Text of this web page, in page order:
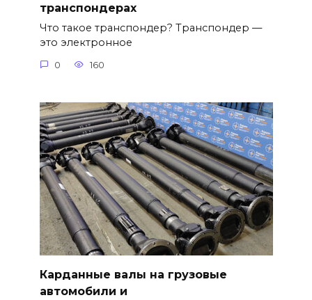
транспондерах
Что такое транспондер? Транспондер —
это электронное
0 160
Карданные валы на грузовые
автомобили и